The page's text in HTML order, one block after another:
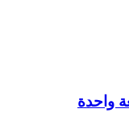
واحدة